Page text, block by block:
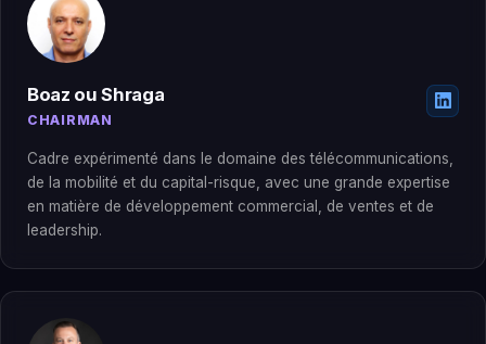
Boaz ou Shraga
CHAIRMAN
Cadre expérimenté dans le domaine des télécommunications,
de la mobilité et du capital-risque, avec une grande expertise
en matière de développement commercial, de ventes et de
leadership.